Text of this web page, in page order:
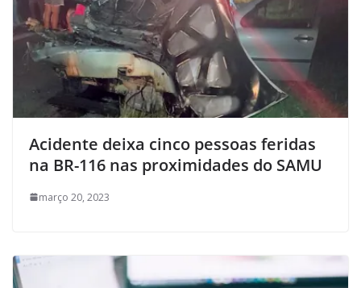
Acidente deixa cinco pessoas feridas
na BR-116 nas proximidades do SAMU
março 20, 2023